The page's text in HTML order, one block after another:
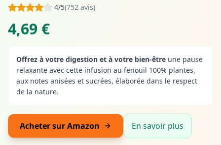
4/5(752 avis)
4,69 €
Offrez à votre digestion et à votre bien-être une pause
relaxante avec cette infusion au fenouil 100% plantes,
aux notes anisées et sucrées, élaborée dans le respect
de la nature.
Acheter sur Amazon En savoir plus